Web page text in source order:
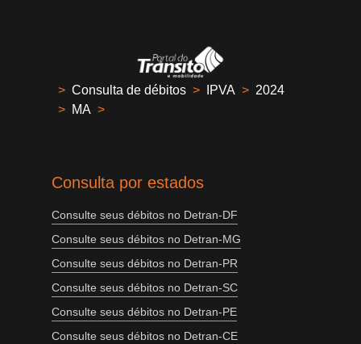
> Consulta de débitos > IPVA > 2024
> MA >
Consulta por estados
Consulte seus débitos no Detran-DF
Consulte seus débitos no Detran-MG
Consulte seus débitos no Detran-PR
Consulte seus débitos no Detran-SC
Consulte seus débitos no Detran-PE
Consulte seus débitos no Detran-CE